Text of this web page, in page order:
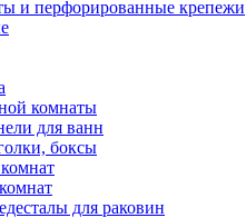
и перфорированные крепежи
комнаты
для ванн
боксы
для раковин